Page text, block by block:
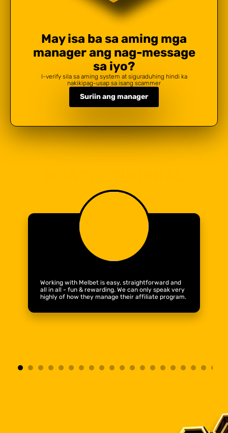
May isa ba sa aming mga
manager ang nag-message
sa iyo?
I-verify sila sa aming system at siguraduhing hindi ka
nakikipag-usap sa isang scammer
Suriin ang manager
Working with Melbet is easy, straightforward and
all in all - fun & rewarding. We can only speak very
highly of how they manage their affiliate program.